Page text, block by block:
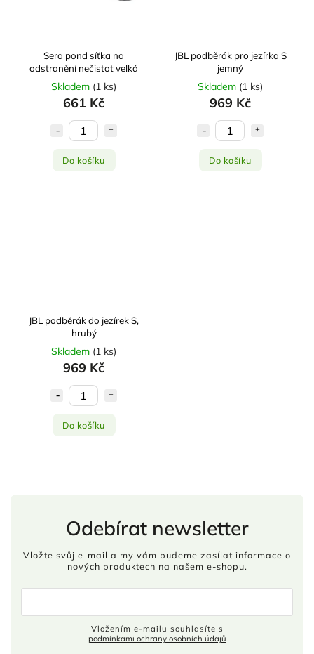
Sera pond síťka na
odstranění nečistot velká
Skladem (1 ks)
661 Kč
Do košíku
JBL podběrák pro jezírka S
jemný
Skladem (1 ks)
969 Kč
Do košíku
JBL podběrák do jezírek S,
hrubý
Skladem (1 ks)
969 Kč
Do košíku
Odebírat newsletter
Vložte svůj e-mail a my vám budeme zasílat informace o
nových produktech na našem e-shopu.
podmínkami ochrany osobních údajů